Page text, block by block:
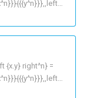
{x.y} right^n} =